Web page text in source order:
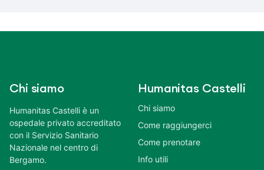
Chi siamo
Humanitas Castelli è un
ospedale privato accreditato
con il Servizio Sanitario
Nazionale nel centro di
Bergamo.
Humanitas Castelli
Chi siamo
Come raggiungerci
Come prenotare
Info utili